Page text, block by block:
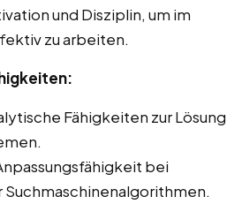
und Disziplin, um im
zu arbeiten.
Fähigkeiten zur Lösung
bei
Suchmaschinenalgorithmen.